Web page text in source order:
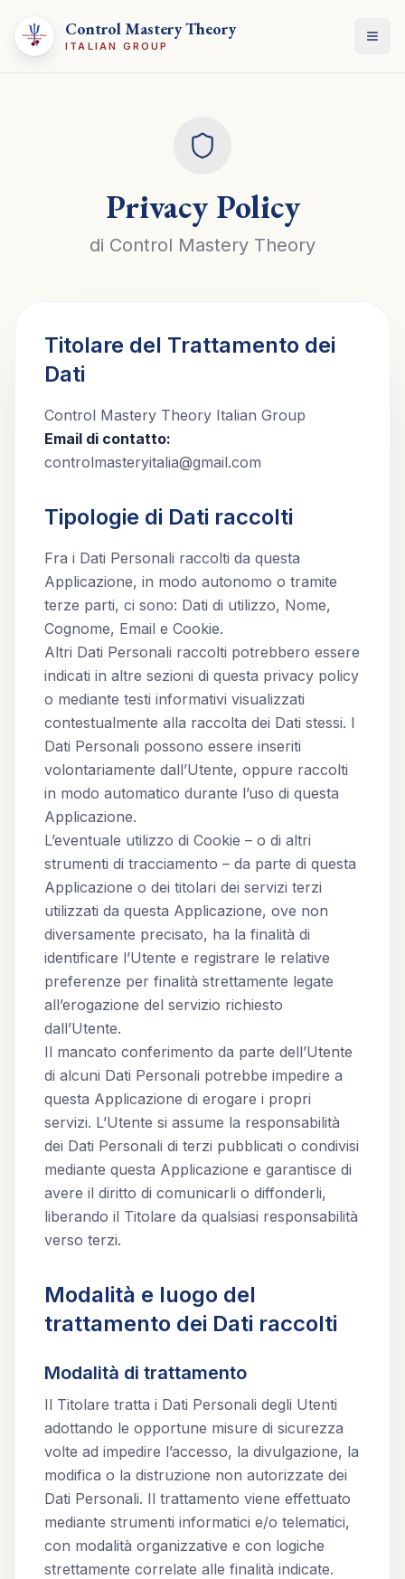
Control Mastery Theory
ITALIAN GROUP Apri
Privacy Policy
di Control Mastery Theory
Titolare del Trattamento dei
Dati
Control Mastery Theory Italian Group
Email di contatto:
controlmasteryitalia@gmail.com
Tipologie di Dati raccolti
Fra i Dati Personali raccolti da questa
Applicazione, in modo autonomo o tramite
terze parti, ci sono: Dati di utilizzo, Nome,
Cognome, Email e Cookie.
Altri Dati Personali raccolti potrebbero essere
indicati in altre sezioni di questa privacy policy
o mediante testi informativi visualizzati
contestualmente alla raccolta dei Dati stessi. I
Dati Personali possono essere inseriti
volontariamente dall’Utente, oppure raccolti
in modo automatico durante l’uso di questa
Applicazione.
L’eventuale utilizzo di Cookie – o di altri
strumenti di tracciamento – da parte di questa
Applicazione o dei titolari dei servizi terzi
utilizzati da questa Applicazione, ove non
diversamente precisato, ha la finalità di
identificare l’Utente e registrare le relative
preferenze per finalità strettamente legate
all’erogazione del servizio richiesto
dall’Utente.
Il mancato conferimento da parte dell’Utente
di alcuni Dati Personali potrebbe impedire a
questa Applicazione di erogare i propri
servizi. L’Utente si assume la responsabilità
dei Dati Personali di terzi pubblicati o condivisi
mediante questa Applicazione e garantisce di
avere il diritto di comunicarli o diffonderli,
liberando il Titolare da qualsiasi responsabilità
verso terzi.
Modalità e luogo del
trattamento dei Dati raccolti
Modalità di trattamento
Il Titolare tratta i Dati Personali degli Utenti
adottando le opportune misure di sicurezza
volte ad impedire l’accesso, la divulgazione, la
modifica o la distruzione non autorizzate dei
Dati Personali. Il trattamento viene effettuato
mediante strumenti informatici e/o telematici,
con modalità organizzative e con logiche
strettamente correlate alle finalità indicate.